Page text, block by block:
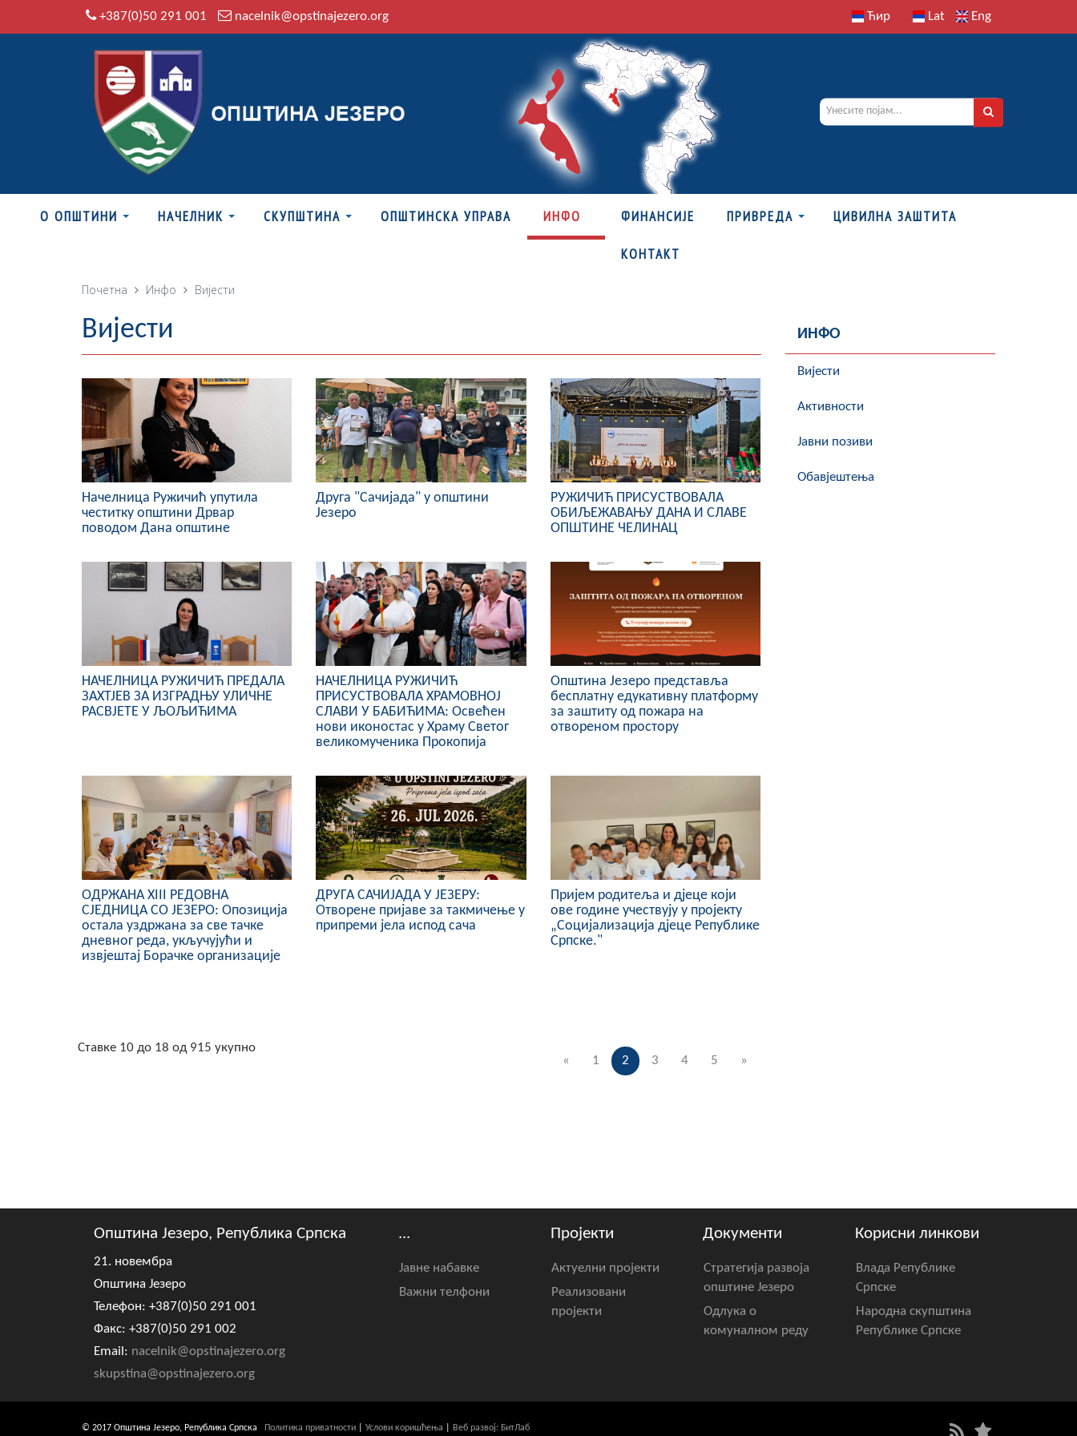
+387(0)50 291 001 nacelnik@opstinajezero.org Ћир Lat Eng
О ОПШТИНИ НАЧЕЛНИК СКУПШТИНА ОПШТИНСКА УПРАВА ИНФО ФИНАНСИЈЕ ПРИВРЕДА ЦИВИЛНА ЗАШТИТА
КОНТАКТ
Почетна Инфо Вијести
Вијести
Начелница Ружичић упутила
честитку општини Дрвар
поводом Дана општине
Друга "Сачијада" у општини
Језеро
РУЖИЧИЋ ПРИСУСТВОВАЛА
ОБИЉЕЖАВАЊУ ДАНА И СЛАВЕ
ОПШТИНЕ ЧЕЛИНАЦ
НАЧЕЛНИЦА РУЖИЧИЋ ПРЕДАЛА
ЗАХТЈЕВ ЗА ИЗГРАДЊУ УЛИЧНЕ
РАСВЈЕТЕ У ЉОЉИЋИМА
НАЧЕЛНИЦА РУЖИЧИЋ
ПРИСУСТВОВАЛА ХРАМОВНОЈ
СЛАВИ У БАБИЋИМА: Освећен
нови иконостас у Храму Светог
великомученика Прокопија
Општина Језеро представља
бесплатну едукативну платформу
за заштиту од пожара на
отвореном простору
ОДРЖАНА XIII РЕДОВНА
СЈЕДНИЦА СО ЈЕЗЕРО: Опозиција
остала уздржана за све тачке
дневног реда, укључујући и
извјештај Борачке организације
ДРУГА САЧИЈАДА У ЈЕЗЕРУ:
Отворене пријаве за такмичење у
припреми јела испод сача
Пријем родитеља и дјеце који
ове године учествују у пројекту
„Социјализација дјеце Републике
Српске."
« 1 2 3 4 5 »
Ставке 10 до 18 од 915 укупно
ИНФО
Вијести
Активности
Јавни позиви
Обавјештења
Општина Језеро, Република Српска
21. новембра
Општина Језеро
Телефон: +387(0)50 291 001
Факс: +387(0)50 291 002
Email: nacelnik@opstinajezero.org
skupstina@opstinajezero.org
...
Јавне набавке
Важни телфони
Пројекти
Актуелни пројекти
Реализовани
пројекти
Документи
Стратегија развоја
општине Језеро
Одлука о
комуналном реду
Корисни линкови
Влада Републике
Српске
Народна скупштина
Републике Српске
© 2017 Општина Језеро, Република Српска Политика приватности Услови коришћења Веб развој: БитЛаб